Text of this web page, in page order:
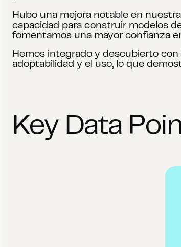
Hubo una mejora notable en
capacidad para construir modelos
fomentamos una mayor confianza
Hemos integrado y descubierto con
adoptabilidad y el uso, lo que
Key Data